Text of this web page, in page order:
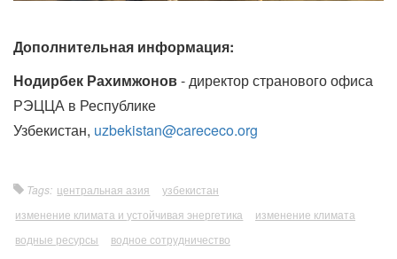
Дополнительная информация:
Нодирбек Рахимжонов- директор странового офиса
РЭЦЦА в Республике
Узбекистан, uzbekistan@carececo.org
Tags: центральная азия
узбекистан
изменение климата и устойчивая энергетика
изменение климата
водные ресурсы
водное сотрудничество